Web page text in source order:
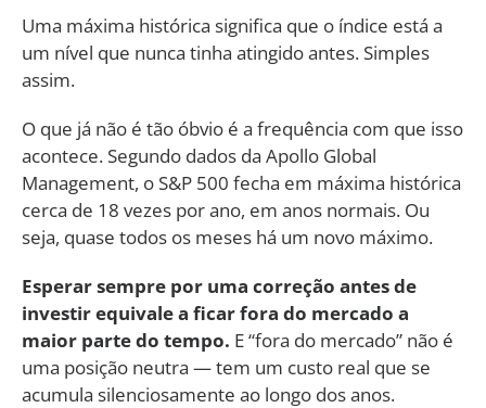
Uma máxima histórica significa que o índice está a
um nível que nunca tinha atingido antes. Simples
assim.
O que já não é tão óbvio é a frequência com que isso
acontece. Segundo dados da Apollo Global
Management, o S&P 500 fecha em máxima histórica
cerca de 18 vezes por ano, em anos normais. Ou
seja, quase todos os meses há um novo máximo.
Esperar sempre por uma correção antes de
investir equivale a ficar fora do mercado a
maior parte do tempo. E “fora do mercado” não é
uma posição neutra — tem um custo real que se
acumula silenciosamente ao longo dos anos.